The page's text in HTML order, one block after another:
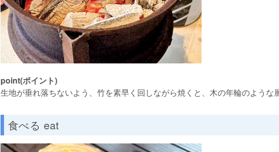
point(ポイント)
生地が垂れ落ちないよう、竹を素早く回しながら焼くと、木の年輪のような
食べる eat